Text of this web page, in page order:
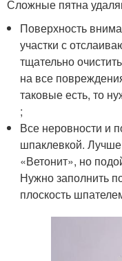
Сложные пятна
Поверхность
участки с
тщательно
на все
таковые есть, то
;
Все неровности и
шпаклевкой. Лучше
«Ветонит», но
Нужно заполнить
плоскость